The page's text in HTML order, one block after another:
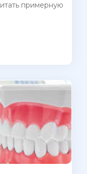
примерную